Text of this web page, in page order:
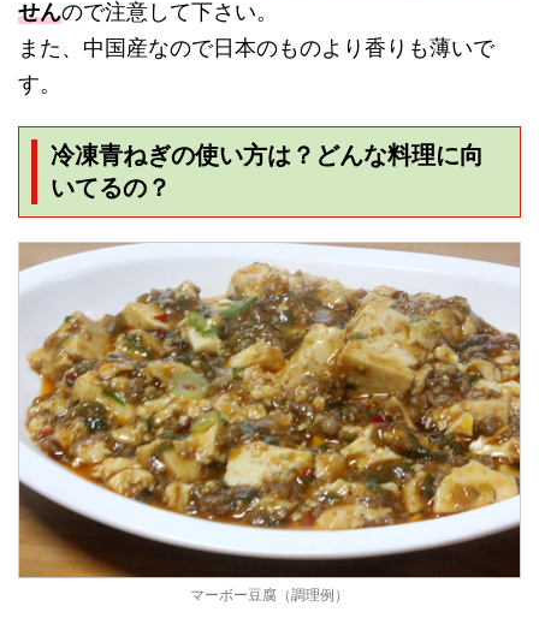
せんので注意して下さい。
また、中国産なので日本のものより香りも薄いで
す。
冷凍青ねぎの使い方は？どんな料理に向
いてるの？
マーボー豆腐（調理例）